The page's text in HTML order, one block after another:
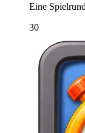
Eine
30